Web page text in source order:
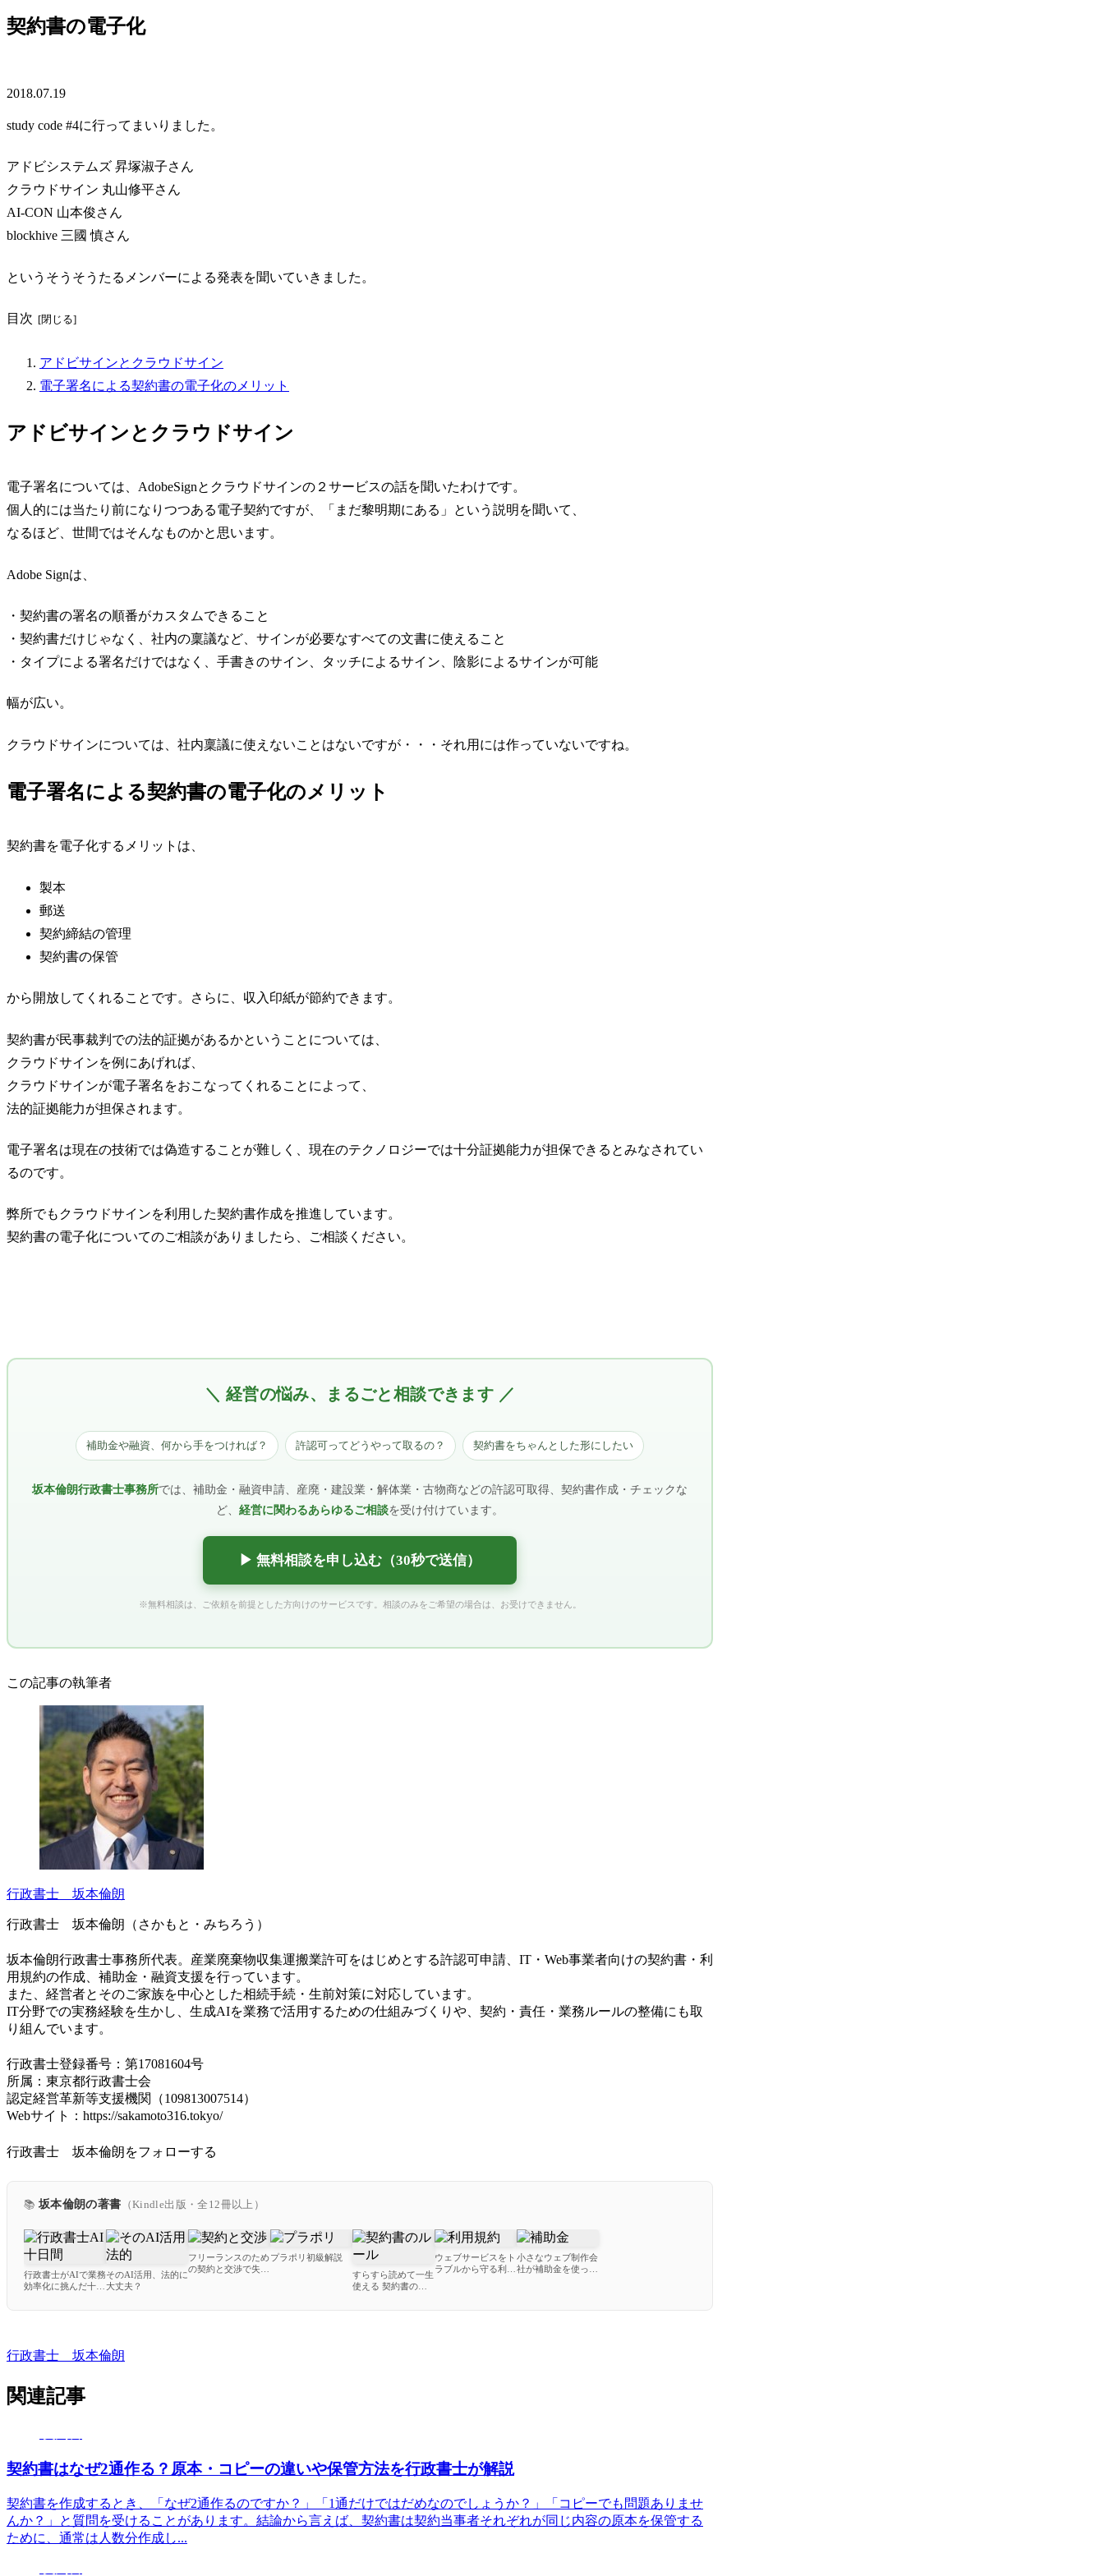
契約書の電子化
2018.07.19
study code #4に行ってまいりました。
アドビシステムズ 昇塚淑子さん
クラウドサイン 丸山修平さん
AI-CON 山本俊さん
blockhive 三國 慎さん
というそうそうたるメンバーによる発表を聞いていきました。
目次
アドビサインとクラウドサイン
電子署名による契約書の電子化のメリット
アドビサインとクラウドサイン
電子署名については、AdobeSignとクラウドサインの２サービスの話を聞いたわけです。
個人的には当たり前になりつつある電子契約ですが、「まだ黎明期にある」という説明を聞いて、
なるほど、世間ではそんなものかと思います。
Adobe Signは、
・契約書の署名の順番がカスタムできること
・契約書だけじゃなく、社内の稟議など、サインが必要なすべての文書に使えること
・タイプによる署名だけではなく、手書きのサイン、タッチによるサイン、陰影によるサインが可能
幅が広い。
クラウドサインについては、社内稟議に使えないことはないですが・・・それ用には作っていないですね。
電子署名による契約書の電子化のメリット
契約書を電子化するメリットは、
製本
郵送
契約締結の管理
契約書の保管
から開放してくれることです。さらに、収入印紙が節約できます。
契約書が民事裁判での法的証拠があるかということについては、
クラウドサインを例にあげれば、
クラウドサインが電子署名をおこなってくれることによって、
法的証拠能力が担保されます。
電子署名は現在の技術では偽造することが難しく、現在のテクノロジーでは十分証拠能力が担保できるとみなされてい
るのです。
弊所でもクラウドサインを利用した契約書作成を推進しています。
契約書の電子化についてのご相談がありましたら、ご相談ください。
＼ 経営の悩み、まるごと相談できます ／
補助金や融資、何から手をつければ？ 許認可ってどうやって取るの？ 契約書をちゃんとした形にしたい
坂本倫朗行政書士事務所では、補助金・融資申請、産廃・建設業・解体業・古物商などの許認可取得、契約書作成・チェックな
ど、 経営に関わるあらゆるご相談を受け付けています。
▶ 無料相談を申し込む（30秒で送信）
※無料相談は、ご依頼を前提とした方向けのサービスです。相談のみをご希望の場合は、お受けできません。
この記事の執筆者
行政書士 坂本倫朗
行政書士 坂本倫朗（さかもと・みちろう）
坂本倫朗行政書士事務所代表。産業廃棄物収集運搬業許可をはじめとする許認可申請、IT・Web事業者向けの契約書・利
用規約の作成、補助金・融資支援を行っています。
また、経営者とそのご家族を中心とした相続手続・生前対策に対応しています。
IT分野での実務経験を生かし、生成AIを業務で活用するための仕組みづくりや、契約・責任・業務ルールの整備にも取
り組んでいます。
行政書士登録番号：第17081604号
所属：東京都行政書士会
認定経営革新等支援機関（109813007514）
Webサイト：https://sakamoto316.tokyo/
行政書士 坂本倫朗をフォローする
📚 坂本倫朗の著書 （Kindle出版・全12冊以上）
行政書士がAIで業務
効率化に挑んだ十日
そのAI活用、法的に
大丈夫？
フリーランスのため
の契約と交渉で失敗
プラポリ初級解説
すらすら読めて一生
使える 契約書のル
ウェブサービスをト
ラブルから守る利用
小さなウェブ制作会
社が補助金を使って
行政書士 坂本倫朗
関連記事
契約書はなぜ2通作る？原本・コピーの違いや保管方法を行政書士が解説
契約書を作成するとき、「なぜ2通作るのですか？」「1通だけではだめなのでしょうか？」「コピーでも問題ありませ
んか？」と質問を受けることがあります。結論から言えば、契約書は契約当事者それぞれが同じ内容の原本を保管する
ために、通常は人数分作成し...